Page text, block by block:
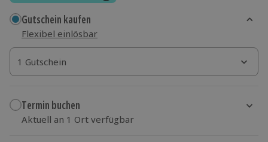
Gutschein kaufen
Flexibel einlösbar
1 Gutschein
1 Gutschein
1 Gutschein
Termin buchen
Aktuell an 1 Ort verfügbar